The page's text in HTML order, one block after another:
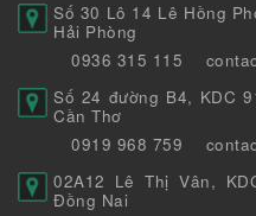
Số 30 Lô 14 Lê Hồng
Hải Phòng
0936 315 115
Số 24 đường B4, KDC
Cần Thơ
0919 968 759
02A12 Lê Thị Vân,
Đồng Nai